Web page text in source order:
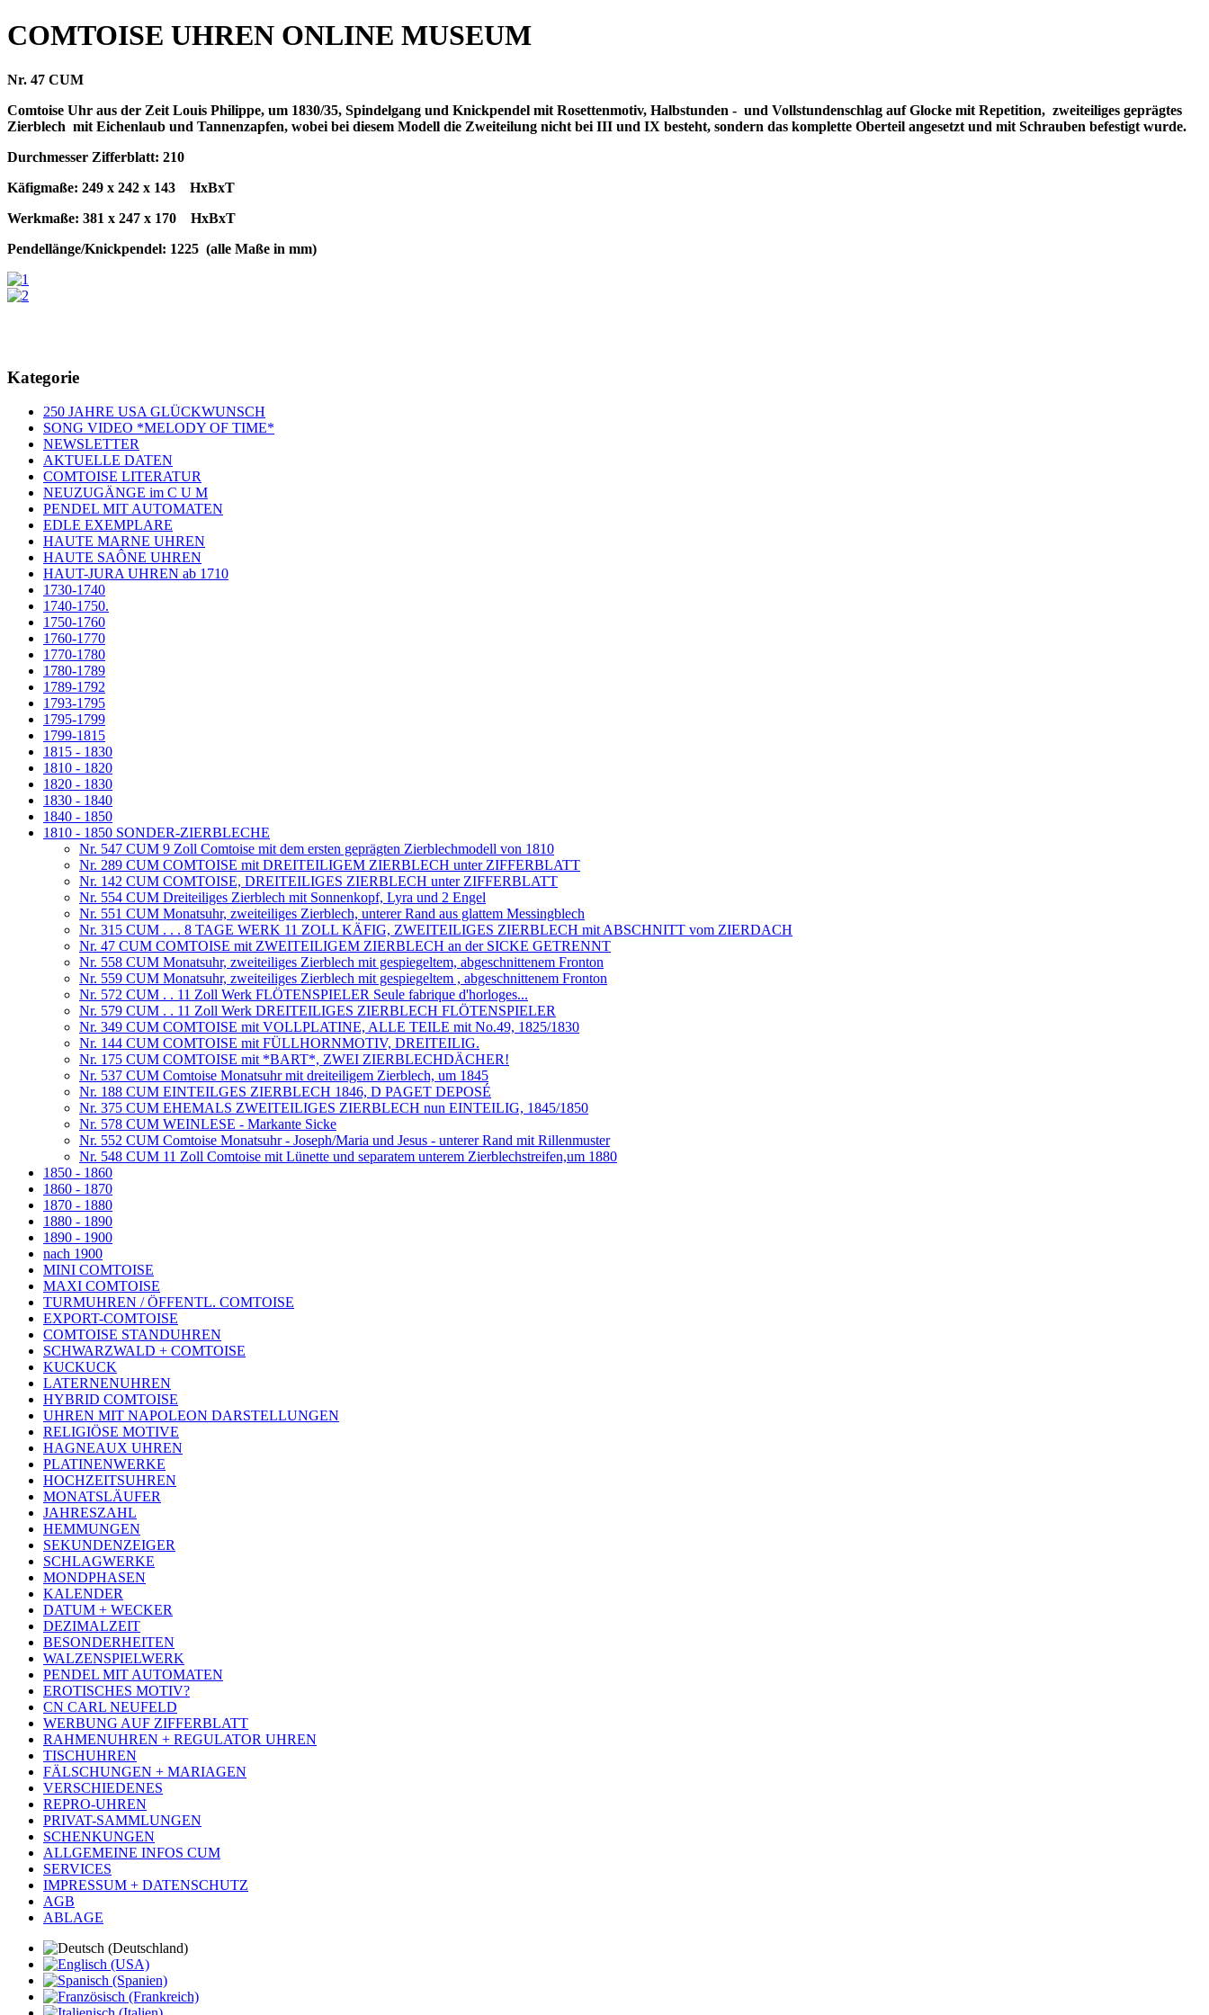
COMTOISE UHREN ONLINE MUSEUM
Nr. 47 CUM
Comtoise Uhr aus der Zeit Louis Philippe, um 1830/35, Spindelgang und Knickpendel mit Rosettenmotiv, Halbstunden - und Vollstundenschlag auf Glocke mit Repetition, zweiteiliges geprägtes
Zierblech mit Eichenlaub und Tannenzapfen, wobei bei diesem Modell die Zweiteilung nicht bei III und IX besteht, sondern das komplette Oberteil angesetzt und mit Schrauben befestigt wurde.
Durchmesser Zifferblatt: 210
Käfigmaße: 249 x 242 x 143
HxBxT
Werkmaße: 381 x 247 x 170
HxBxT
Pendellänge/Knickpendel: 1225 (alle Maße in mm)
Kategorie
250 JAHRE USA GLÜCKWUNSCH
SONG VIDEO *MELODY OF TIME*
NEWSLETTER
AKTUELLE DATEN
COMTOISE LITERATUR
NEUZUGÄNGE im C U M
PENDEL MIT AUTOMATEN
EDLE EXEMPLARE
HAUTE MARNE UHREN
HAUTE SAÔNE UHREN
HAUT-JURA UHREN ab 1710
1730-1740
1740-1750.
1750-1760
1760-1770
1770-1780
1780-1789
1789-1792
1793-1795
1795-1799
1799-1815
1815 - 1830
1810 - 1820
1820 - 1830
1830 - 1840
1840 - 1850
1810 - 1850 SONDER-ZIERBLECHE
Nr. 547 CUM 9 Zoll Comtoise mit dem ersten geprägten Zierblechmodell von 1810
Nr. 289 CUM COMTOISE mit DREITEILIGEM ZIERBLECH unter ZIFFERBLATT
Nr. 142 CUM COMTOISE, DREITEILIGES ZIERBLECH unter ZIFFERBLATT
Nr. 554 CUM Dreiteiliges Zierblech mit Sonnenkopf, Lyra und 2 Engel
Nr. 551 CUM Monatsuhr, zweiteiliges Zierblech, unterer Rand aus glattem Messingblech
Nr. 315 CUM . . . 8 TAGE WERK 11 ZOLL KÄFIG, ZWEITEILIGES ZIERBLECH mit ABSCHNITT vom ZIERDACH
Nr. 47 CUM COMTOISE mit ZWEITEILIGEM ZIERBLECH an der SICKE GETRENNT
Nr. 558 CUM Monatsuhr, zweiteiliges Zierblech mit gespiegeltem, abgeschnittenem Fronton
Nr. 559 CUM Monatsuhr, zweiteiliges Zierblech mit gespiegeltem , abgeschnittenem Fronton
Nr. 572 CUM . . 11 Zoll Werk FLÖTENSPIELER Seule fabrique d'horloges...
Nr. 579 CUM . . 11 Zoll Werk DREITEILIGES ZIERBLECH FLÖTENSPIELER
Nr. 349 CUM COMTOISE mit VOLLPLATINE, ALLE TEILE mit No.49, 1825/1830
Nr. 144 CUM COMTOISE mit FÜLLHORNMOTIV, DREITEILIG.
Nr. 175 CUM COMTOISE mit *BART*, ZWEI ZIERBLECHDÄCHER!
Nr. 537 CUM Comtoise Monatsuhr mit dreiteiligem Zierblech, um 1845
Nr. 188 CUM EINTEILGES ZIERBLECH 1846, D PAGET DEPOSÉ
Nr. 375 CUM EHEMALS ZWEITEILIGES ZIERBLECH nun EINTEILIG, 1845/1850
Nr. 578 CUM WEINLESE - Markante Sicke
Nr. 552 CUM Comtoise Monatsuhr - Joseph/Maria und Jesus - unterer Rand mit Rillenmuster
Nr. 548 CUM 11 Zoll Comtoise mit Lünette und separatem unterem Zierblechstreifen,um 1880
1850 - 1860
1860 - 1870
1870 - 1880
1880 - 1890
1890 - 1900
nach 1900
MINI COMTOISE
MAXI COMTOISE
TURMUHREN / ÖFFENTL. COMTOISE
EXPORT-COMTOISE
COMTOISE STANDUHREN
SCHWARZWALD + COMTOISE
KUCKUCK
LATERNENUHREN
HYBRID COMTOISE
UHREN MIT NAPOLEON DARSTELLUNGEN
RELIGIÖSE MOTIVE
HAGNEAUX UHREN
PLATINENWERKE
HOCHZEITSUHREN
MONATSLÄUFER
JAHRESZAHL
HEMMUNGEN
SEKUNDENZEIGER
SCHLAGWERKE
MONDPHASEN
KALENDER
DATUM + WECKER
DEZIMALZEIT
BESONDERHEITEN
WALZENSPIELWERK
PENDEL MIT AUTOMATEN
EROTISCHES MOTIV?
CN CARL NEUFELD
WERBUNG AUF ZIFFERBLATT
RAHMENUHREN + REGULATOR UHREN
TISCHUHREN
FÄLSCHUNGEN + MARIAGEN
VERSCHIEDENES
REPRO-UHREN
PRIVAT-SAMMLUNGEN
SCHENKUNGEN
ALLGEMEINE INFOS CUM
SERVICES
IMPRESSUM + DATENSCHUTZ
AGB
ABLAGE